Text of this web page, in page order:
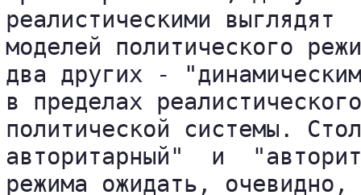
реалистическими
моделей политического
два других -
в пределах
политической системы.
авторитарный"  и
режима ожидать,